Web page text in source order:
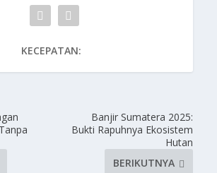
KECEPATAN:
Banjir Sumatera 2025:
Bukti Rapuhnya Ekosistem
Hutan
BERIKUTNYA